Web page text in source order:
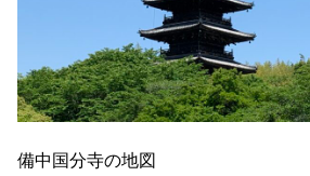
備中国分寺の地図